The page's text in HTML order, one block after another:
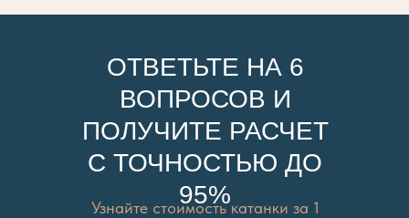
Узнайте стоимость катанки за 1
ОТВЕТЬТЕ НА 6
ВОПРОСОВ И
ПОЛУЧИТЕ РАСЧЕТ
С ТОЧНОСТЬЮ ДО
95%